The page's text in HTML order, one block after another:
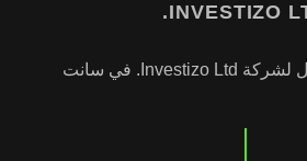
INVESTIZO
أكملت إجراءات التسجيل لشركة Investizo Ltd. في سانت